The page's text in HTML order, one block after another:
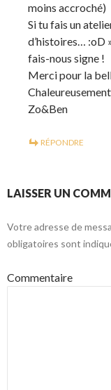
moins accroché)
Si tu fais un
d’histoires… :oD
fais-nous signe !
Merci pour la
Zo&Ben
RÉPONDRE
LAISSER UN
Votre adresse de
obligatoires sont
Commentaire